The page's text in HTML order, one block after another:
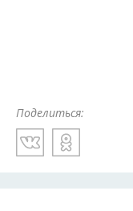
Поделиться: